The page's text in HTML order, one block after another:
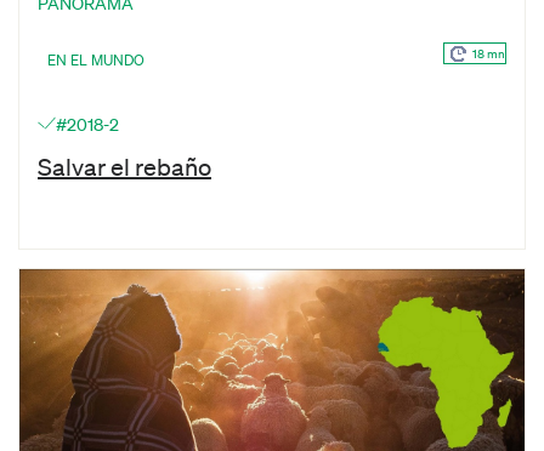
EN EL MUNDO 18 mn
#2018-2
Salvar el rebaño